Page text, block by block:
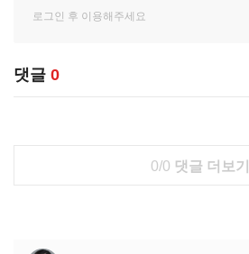
댓글 0
0/0 댓글 더보기